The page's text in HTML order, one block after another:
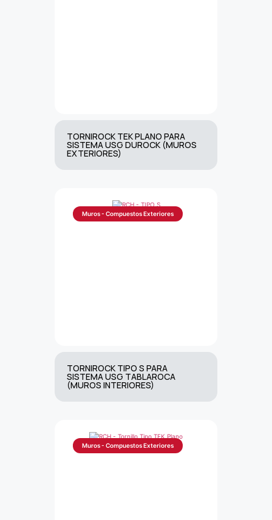
TORNIROCK TEK PLANO PARA
SISTEMA USG DUROCK (MUROS
EXTERIORES)
Muros - Compuestos Exteriores
TORNIROCK TIPO S PARA
SISTEMA USG TABLAROCA
(MUROS INTERIORES)
Muros - Compuestos Exteriores